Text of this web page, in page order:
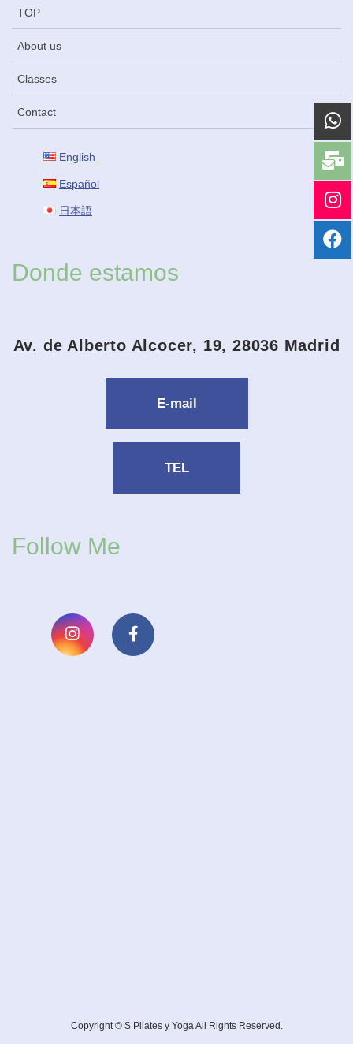
TOP
About us
Classes
Contact
English
Español
日本語
Donde estamos
Av. de Alberto Alcocer, 19, 28036 Madrid
E-mail
TEL
Follow Me
Copyright © S Pilates y Yoga All Rights Reserved.